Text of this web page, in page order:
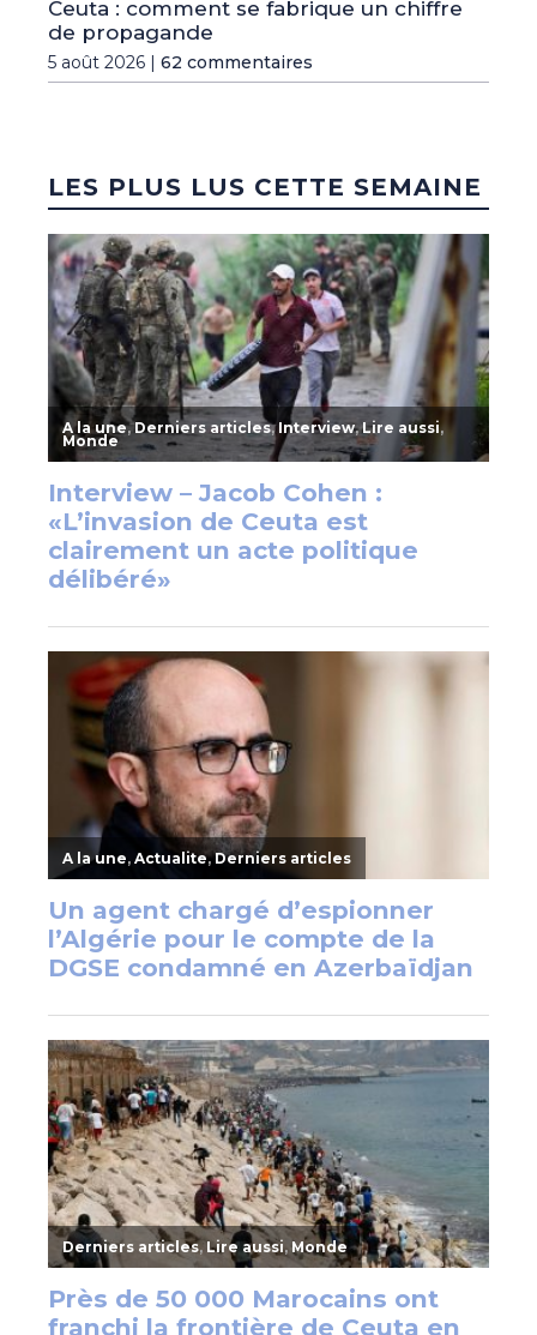
Ceuta : comment se fabrique un chiffre
de propagande
5 août 2026 | 62 commentaires
LES PLUS LUS CETTE SEMAINE